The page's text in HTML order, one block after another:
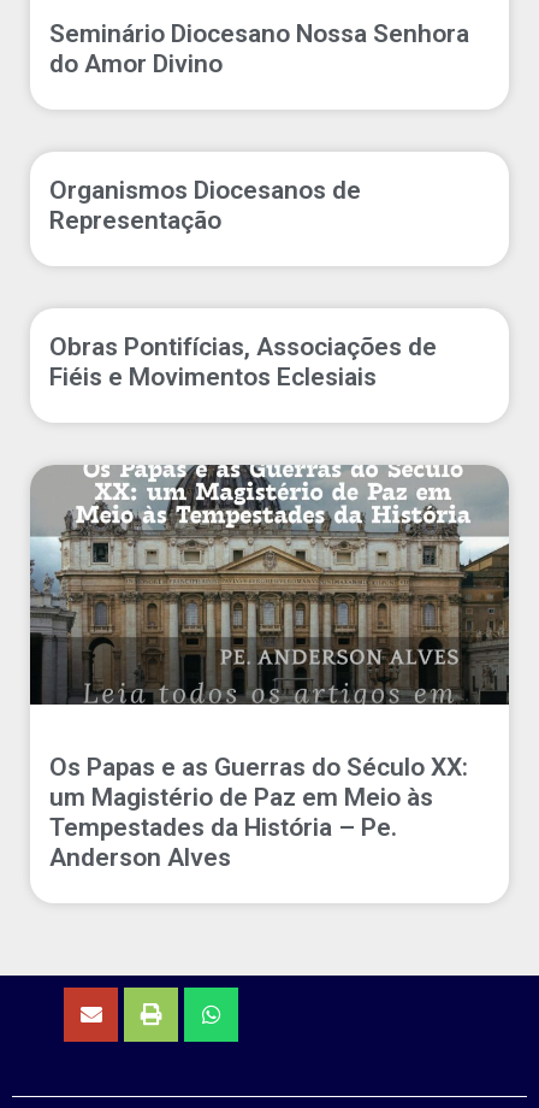
Seminário Diocesano Nossa Senhora
do Amor Divino
Organismos Diocesanos de
Representação
Obras Pontifícias, Associações de
Fiéis e Movimentos Eclesiais
Os Papas e as Guerras do Século XX:
um Magistério de Paz em Meio às
Tempestades da História – Pe.
Anderson Alves